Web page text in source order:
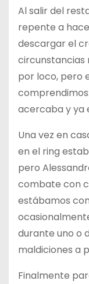
Al salir del
repente a
descargar el
circunstancias
por loco, pero
acercaba y ya
Una vez en
en el ring
pero
combate con
estábamos
durante uno o
maldiciones a
Finalmente